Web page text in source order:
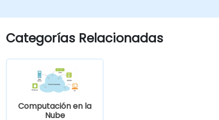
Categorías Relacionadas
Computación en la
Nube